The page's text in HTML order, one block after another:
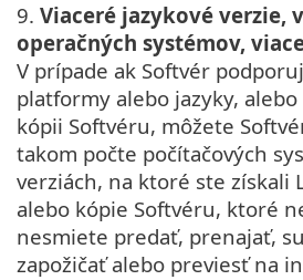
9. Viaceré jazykové verzie,
operačných systémov,
V prípade ak Softvér
platformy alebo jazyky,
kópii Softvéru, môžete
takom počte počítačových
verziách, na ktoré ste získali
alebo kópie Softvéru, ktoré
nesmiete predať, prenajať,
zapožičať alebo previesť na